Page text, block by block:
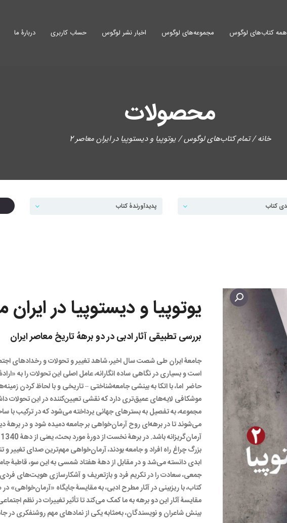
همه کتاب‌های لوگوس مجموعه‌های لوگوس اخبار نشر لوگوس حساب کاربری دربارۀ ما
محصولات
خانه/تمام کتاب‌های لوگوس/ یوتوپیا و دیستوپیا در ایران معاصر 2
یوتوپیا و دیستوپیا در ایران
بررسی تطبیقی آثار ادبی در دو برههُ تاریخ معاصر ایران
جامعۀ ایران طی شصت سال اخیر، شاهد تغییر و تحولات و رخدادهای
است و بسیاری در نگاهی ساده انگارانه، عامل اصلی این تحولات را به
حاضر اما، با اتکا به بینشی جامعه‌شناختی – تاریخی و با لحاظ کردن
موشکافی لایه‌های عمیق‌تری دارد که نقشی تعیین‌کننده در این تحولات
مجموعه، به تفصیل به بسترهای جهانی یرداخته می‌شود که در ترکیب با
می‌شوند تا در برهه‌ای روح آرمان‌خواهی بر جامعه دمیده شود و در برهۀ
بزرگ چراغ راه افراد و جامعه بودند، آرمان‌خواهی مهم‌ترین صدای تغییر و
ابدی دانسته می‌شد و در مقابل از دهۀ هفتاد شمسی به این سو، قاطبۀ
جمعی، سعادت را در تکریم فرد و بازتعریف و آشکارسازی هویت‌های
کتاب، با ریزبینی در آثار مطرح ادبی، به مقایسۀ جایگاه «آرمان‌خواهی»
مقایسۀ آثار این دو برهه به ما کمک می‌کند تا تأثیر تغییرات در نظم
بینش شاعران و نویسندگان، به‌مثابه یکی از نمادهای مهم روشنفکری در